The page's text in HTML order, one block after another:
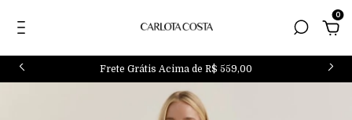
0
Frete Grátis Acima de R$ 559,00